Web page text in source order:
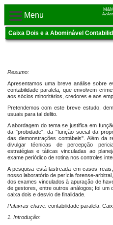
Menu
Caixa Dois e a Abominável
Resumo:
Apresentamos uma breve análise sobre
contabilidade paralela, que envolvem
aos sócios minoritários, credores e aos
Pretendemos com este breve estudo,
usuais para tal delito.
A abordagem do tema se justifica em
da "probidade", da "função social da
das demonstrações contábeis". Além da
divulgar técnicas de percepção
estratégias e táticas vinculadas ao
exame periódico de rotina nos controles
A pesquisa está lastreada em casos
nosso laboratório de perícia forense-
dos exames vinculados à apuração de
de gestores, entre outros análogos; foi um
caixa dois e desvio de finalidade.
Palavras-chave: contabilidade paralela.
1. Introdução: